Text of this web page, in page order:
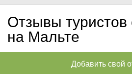
Отзывы туристов
на Мальте
Добавить свой